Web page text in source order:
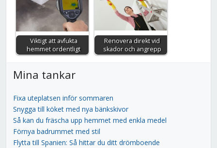
Viktigt att avfukta
hemmet ordentligt
Renovera direkt vid
skador och angrepp
Mina tankar
Fixa uteplatsen inför sommaren
Snygga till köket med nya bänkskivor
Så kan du fräscha upp hemmet med enkla medel
Förnya badrummet med stil
Flytta till Spanien: Så hittar du ditt drömboende